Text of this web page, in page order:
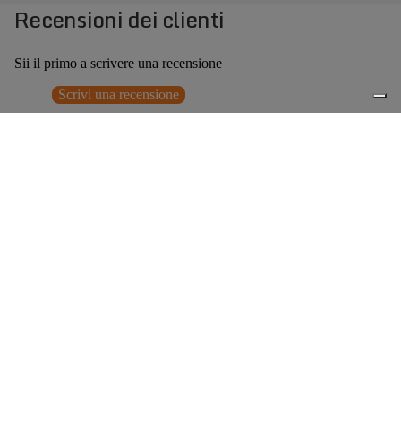
Recensioni dei clienti
Sii il primo a scrivere una recensione
Scrivi una recensione